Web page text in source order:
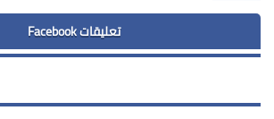
تعليقات Facebook